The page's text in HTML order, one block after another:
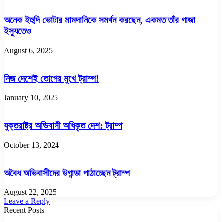
অনেক ইহুদি ভোটার মামদানিকে সমর্থন করছেন, একমত তাঁর গাজা
ইস্যুতেও
August 6, 2025
নিজ দেশেই তোপের মুখে ট্রাম্প!
January 10, 2025
যুক্তরাষ্ট্র অভিবাসী অধিকৃত দেশ: ট্রাম্প
October 13, 2024
অবৈধ অভিবাসীদের উগান্ডা পাঠাচ্ছেন ট্রাম্প
August 22, 2025
Leave a Reply
Recent Posts